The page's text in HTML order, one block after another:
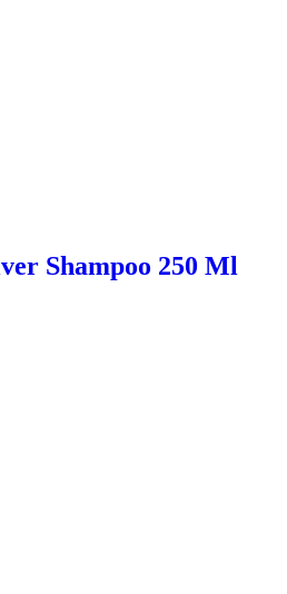
Shampoo 250 Ml